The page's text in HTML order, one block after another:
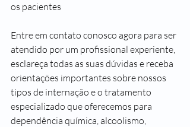
os pacientes
Entre em contato conosco agora para ser
atendido por um profissional experiente,
esclareça todas as suas dúvidas e receba
orientações importantes sobre nossos
tipos de internação e o tratamento
especializado que oferecemos para
dependência química, alcoolismo,